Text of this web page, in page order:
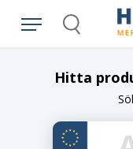
Search
Hitta